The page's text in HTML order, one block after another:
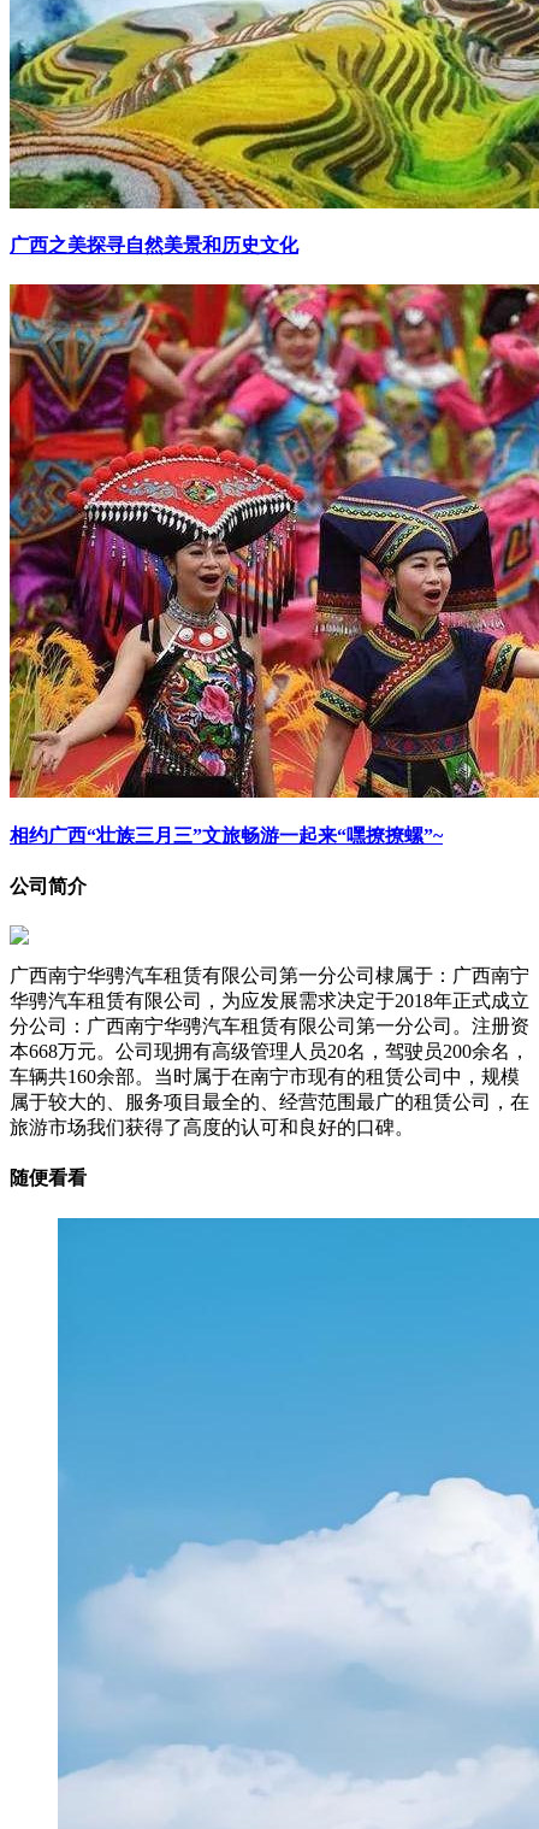
广西之美探寻自然美景和历史文化
相约广西“壮族三月三”文旅畅游一起来“嘿撩撩螺”~
公司简介
广西南宁华骋汽车租赁有限公司第一分公司棣属于：广西南宁
华骋汽车租赁有限公司，为应发展需求决定于2018年正式成立
分公司：广西南宁华骋汽车租赁有限公司第一分公司。注册资
本668万元。公司现拥有高级管理人员20名，驾驶员200余名，
车辆共160余部。当时属于在南宁市现有的租赁公司中，规模
属于较大的、服务项目最全的、经营范围最广的租赁公司，在
旅游市场我们获得了高度的认可和良好的口碑。
随便看看